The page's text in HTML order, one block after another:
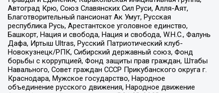
Автоград Крю, Союз Славянских Сил Руси, Алля-Аят,
Благотворительный пансионат Ак Умут, Русская
республика Русь, Арестантское уголовное единство,
Башкорт, Нация и свобода, Нация и свобода, W.H.С., Фалунь
Дафа, Иртыш Ultras, Русский Патриотический клуб-
Новокузнецк/РПК, Сибирский державный союз, Фонд
борьбы с коррупцией, Фонд защиты прав граждан, Штабы
Навального, Совет граждан СССР Прикубанского округа г.
Краснодара, Мужское государство, Народное
объединение русского движения, Народное движение